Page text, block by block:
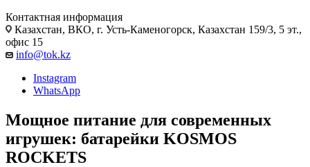
Контактная информация
Казахстан, ВКО, г. Усть-Каменогорск, Казахстан 159/3, 5 эт.,
офис 15
info@tok.kz
Instagram
WhatsApp
Мощное питание для современных
игрушек: батарейки KOSMOS
ROCKETS